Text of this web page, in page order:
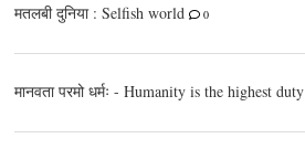
मतलबी दुनिया : Selfish world 0
मानवता परमो धर्मः - Humanity is the highest duty